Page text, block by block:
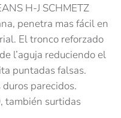
H-J SCHMETZ
penetra mas fácil en
El tronco reforzado
l’aguja reduciendo el
puntadas falsas.
parecidos.
también surtidas